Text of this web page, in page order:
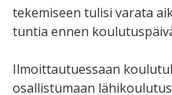
tekemiseen tulisi varata
tuntia ennen
Ilmoittautuessaan
osallistumaan